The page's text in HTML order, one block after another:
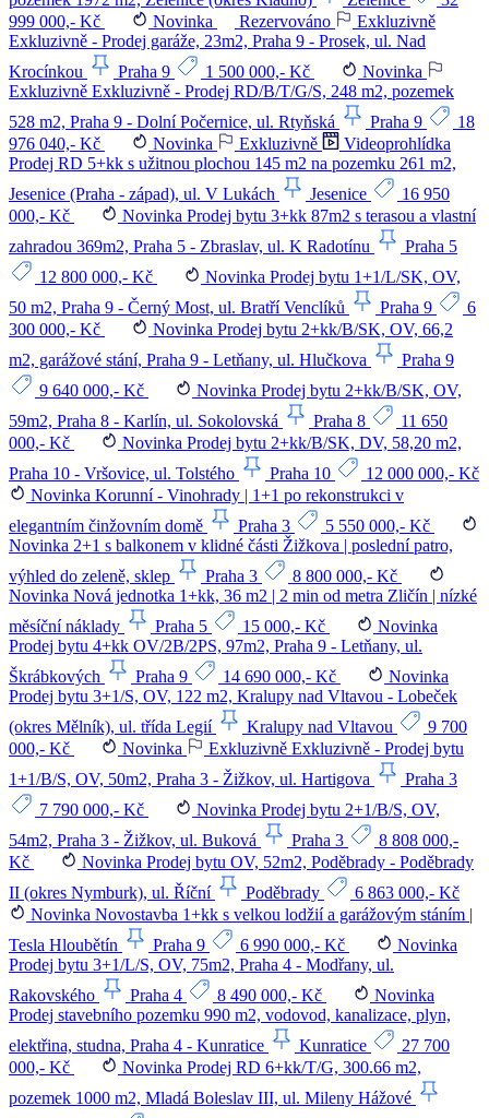
999 000,- Kč
Novinka Rezervováno
Exkluzivně
Exkluzivně - Prodej garáže, 23m2, Praha 9 - Prosek, ul. Nad
Krocínkou
Praha 9 1 500 000,- Kč
Novinka
Exkluzivně Exkluzivně - Prodej RD/B/T/G/S, 248 m2, pozemek
528 m2, Praha 9 - Dolní Počernice, ul. Rtyňská
Praha 9
18
976 040,- Kč
Novinka Exkluzivně
Videoprohlídka
Prodej RD 5+kk s užitnou plochou 145 m2 na pozemku 261 m2,
Jesenice (Praha - západ), ul. V Lukách
Jesenice
16 950
000,- Kč
Novinka Prodej bytu 3+kk 87m2 s terasou a vlastní
zahradou 369m2, Praha 5 - Zbraslav, ul. K Radotínu
Praha 5
12 800 000,- Kč
Novinka Prodej bytu 1+1/L/SK, OV,
50 m2, Praha 9 - Černý Most, ul. Bratří Venclíků
Praha 9
6
300 000,- Kč
Novinka Prodej bytu 2+kk/B/SK, OV, 66,2
m2, garážové stání, Praha 9 - Letňany, ul. Hlučkova
Praha 9
9 640 000,- Kč
Novinka Prodej bytu 2+kk/B/SK, OV,
59m2, Praha 8 - Karlín, ul. Sokolovská
Praha 8
11 650
000,- Kč
Novinka Prodej bytu 2+kk/B/SK, DV, 58,20 m2,
Praha 10 - Vršovice, ul. Tolstého
Praha 10
12 000 000,- Kč
Novinka Korunní - Vinohrady | 1+1 po rekonstrukci v
elegantním činžovním domě
Praha 3
5 550 000,- Kč
Novinka 2+1 s balkonem v klidné části Žižkova | poslední patro,
výhled do zeleně, sklep
Praha 3
8 800 000,- Kč
Novinka Nová jednotka 1+kk, 36 m2 | 2 min od metra Zličín | nízké
měsíční náklady
Praha 5 15 000,- Kč
Novinka
Prodej bytu 4+kk OV/2B/2PS, 97m2, Praha 9 - Letňany, ul.
Škrábkových
Praha 9 14 690 000,- Kč
Novinka
Prodej bytu 3+1/S, OV, 122 m2, Kralupy nad Vltavou - Lobeček
(okres Mělník), ul. třída Legií
Kralupy nad Vltavou
9 700
000,- Kč
Novinka Exkluzivně Exkluzivně - Prodej bytu
1+1/B/S, OV, 50m2, Praha 3 - Žižkov, ul. Hartigova
Praha 3
7 790 000,- Kč
Novinka Prodej bytu 2+1/B/S, OV,
54m2, Praha 3 - Žižkov, ul. Buková
Praha 3
8 808 000,-
Kč
Novinka Prodej bytu OV, 52m2, Poděbrady - Poděbrady
II (okres Nymburk), ul. Říční
Poděbrady
6 863 000,- Kč
Novinka Novostavba 1+kk s velkou lodžií a garážovým stáním |
Tesla Hloubětín
Praha 9 6 990 000,- Kč
Novinka
Prodej bytu 3+1/L/S, OV, 75m2, Praha 4 - Modřany, ul.
Rakovského
Praha 4 8 490 000,- Kč
Novinka
Prodej stavebního pozemku 990 m2, vodovod, kanalizace, plyn,
elektřina, studna, Praha 4 - Kunratice
Kunratice
27 700
000,- Kč
Novinka Prodej RD 6+kk/T/G, 300.66 m2,
pozemek 1000 m2, Mladá Boleslav III, ul. Mileny Hážové